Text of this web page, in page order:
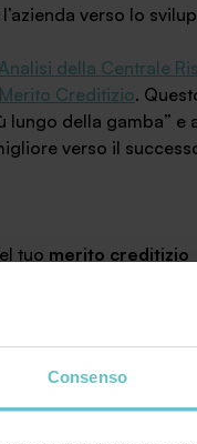
Consenso
verso lo
della Centrale
Creditizio.
lungo della gamba”
verso il
tuo merito creditizio